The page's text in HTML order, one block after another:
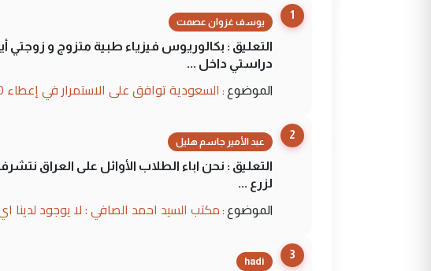
1
يوسف غزوان عصمت
التعليق : بكالوريوس فيزياء طبية متزوج و
دراستي داخل ...
الموضوع : السعودية توافق على الاستمرار في إعطاء 100 منحة دراسية للطلبة العراقيين في جامعاتها سنويا
2
عبد الأمير جاسم هليل
التعليق : نحن اباء الطلاب الأوائل على العراق
لزرع ...
الموضوع : مكتب السيد احمد الصافي : لا يوجود
3
hadi